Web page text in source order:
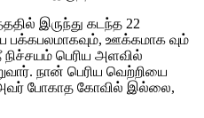
இருந்து கடந்த 22
பக்கபலமாகவும், ஊக்கமாக வும்
நிச்சயம் பெரிய அளவில்
நான் பெரிய வெற்றியை
போகாத கோவில் இல்லை,